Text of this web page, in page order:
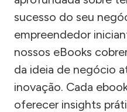
sucesso do seu
empreendedor
nossos eBooks
da ideia de negócio
inovação. Cada
oferecer insights